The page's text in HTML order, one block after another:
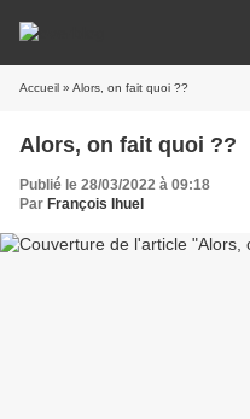
Accueil » Alors, on fait quoi ??
Alors, on fait quoi ??
Publié le 28/03/2022 à 09:18
Par François Ihuel